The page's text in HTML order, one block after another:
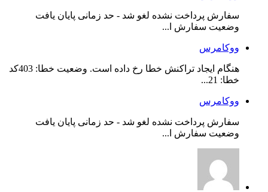
سفارش پرداخت نشده لغو شد - حد زمانی پایان یافت
وضعیت سفارش ا...
ووکامرس
هنگام ایجاد تراکنش خطا رخ داده است. وضعیت خطا: 403کد
خطا: 21...
ووکامرس
سفارش پرداخت نشده لغو شد - حد زمانی پایان یافت
وضعیت سفارش ا...